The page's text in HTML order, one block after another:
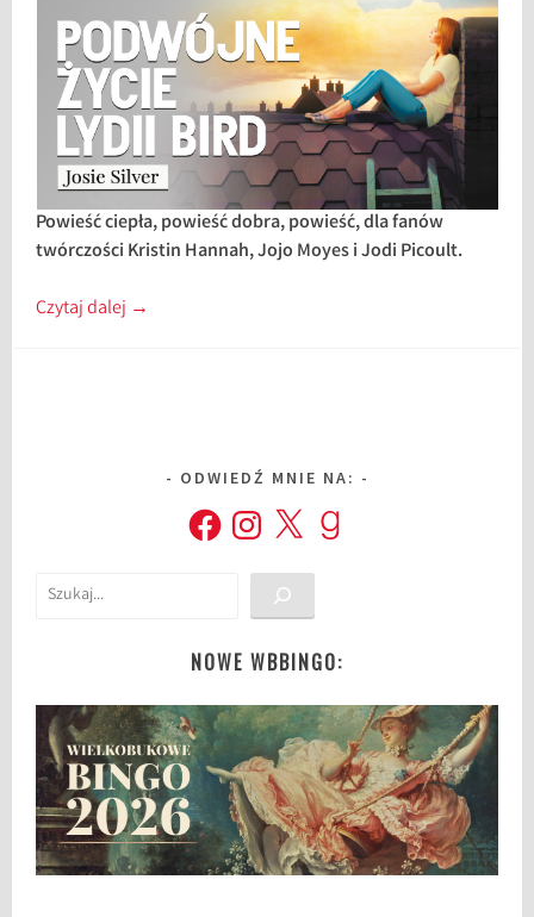
Powieść ciepła, powieść dobra, powieść, dla fanów
twórczości Kristin Hannah, Jojo Moyes i Jodi Picoult.
Czytaj dalej →
ODWIEDŹ MNIE NA:
FacebookInstagram
X Goodreads
Szukaj
NOWE WBBINGO: